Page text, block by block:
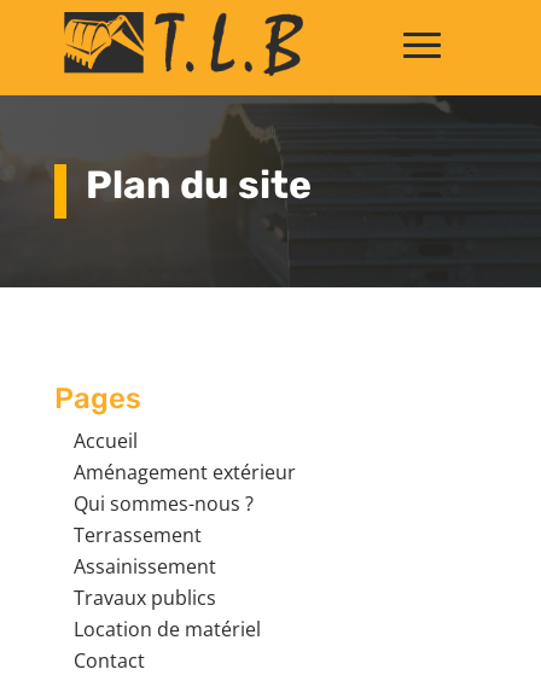
Plan du site
Pages
Accueil
Aménagement extérieur
Qui sommes-nous ?
Terrassement
Assainissement
Travaux publics
Location de matériel
Contact